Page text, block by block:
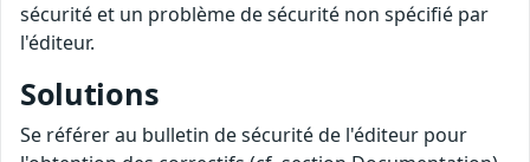
sécurité et un problème de sécurité non spécifié par
l'éditeur.
Solutions
Se référer au bulletin de sécurité de l'éditeur pour